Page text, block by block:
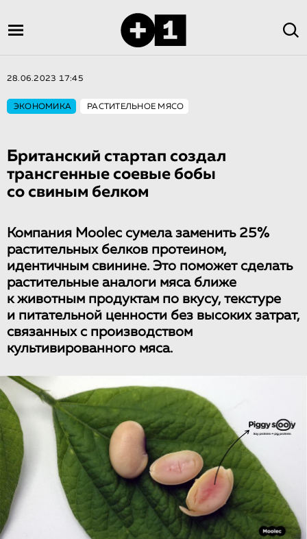
28.06.2023 17:45
ЭКОНОМИКА РАСТИТЕЛЬНОЕ МЯСО
Британский стартап создал
трансгенные соевые бобы
со свиным белком
Компания Moolec сумела заменить 25%
растительных белков протеином,
идентичным свинине. Это поможет сделать
растительные аналоги мяса ближе
к животным продуктам по вкусу, текстуре
и питательной ценности без высоких затрат,
связанных с производством
культивированного мяса.